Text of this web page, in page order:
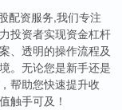
配资服务,我们专注
投资者实现资金杠杆
、透明的操作流程及
。无论您是新手还是
帮助您快速提升收
触手可及！